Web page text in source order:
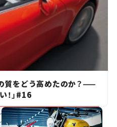
質をどう高めたのか？——
！」#16